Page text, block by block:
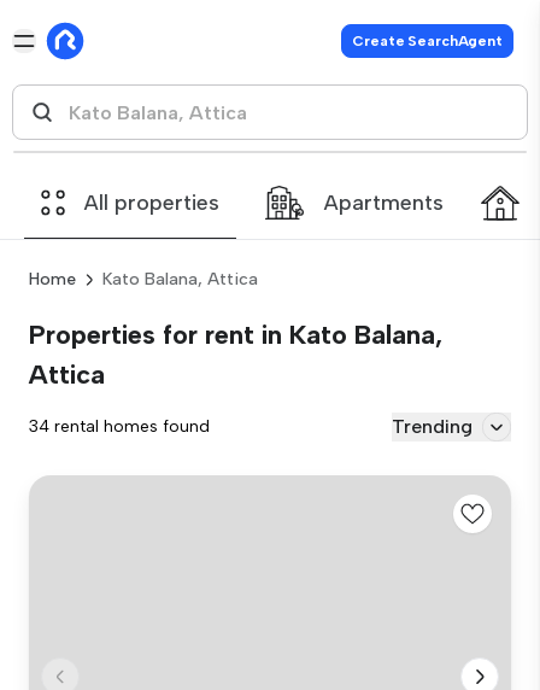
Create SearchAgent
All properties Apartments
Home Kato Balana, Attica
Properties for rent in Kato Balana,
Attica
34 rental homes found Trending